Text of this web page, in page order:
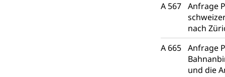
A 567 Anfrage
nach
A 665 Anfrage
und die